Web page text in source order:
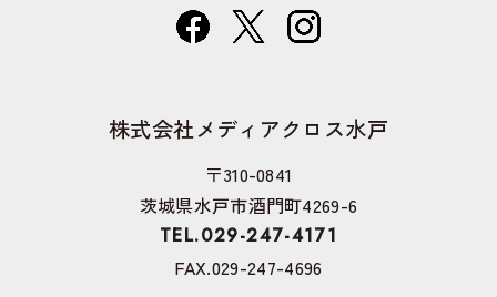
株式会社メディアクロス水戸
〒310-0841
茨城県水戸市酒門町4269-6
TEL.029-247-4171
FAX.029-247-4696